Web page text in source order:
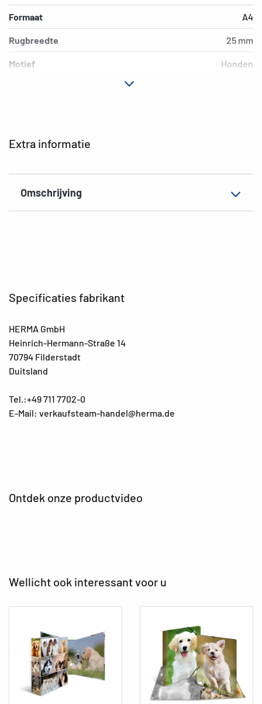
Extra informatie
Omschrijving
Formaat A4
Rugbreedte 25 mm
Motief Honden
Specificaties fabrikant
HERMA GmbH
Heinrich-Hermann-Straße 14
70794 Filderstadt
Duitsland
Tel.:+49 711 7702-0
E-Mail: verkaufsteam-handel@herma.de
Ontdek onze productvideo
Wellicht ook interessant voor u